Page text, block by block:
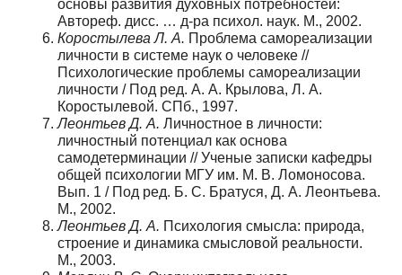
основы развития духовных потребностей:
Автореф. дисс. … д-ра психол. наук. М., 2002.
Коростылева Л. А. Проблема самореализации
личности в системе наук о человеке //
Психологические проблемы самореализации
личности / Под ред. А. А. Крылова, Л. А.
Коростылевой. СПб., 1997.
Леонтьев Д. А. Личностное в личности:
личностный потенциал как основа
самодетерминации // Ученые записки кафедры
общей психологии МГУ им. М. В. Ломоносова.
Вып. 1 / Под ред. Б. С. Братуся, Д. А. Леонтьева.
М., 2002.
Леонтьев Д. А. Психология смысла: природа,
строение и динамика смысловой реальности.
М., 2003.